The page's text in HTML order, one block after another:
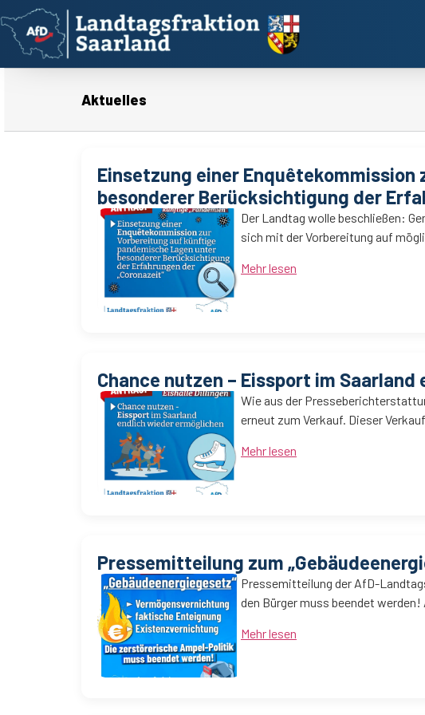
Aktuelles
Einsetzung einer
besonderer Berücksichtigung der
Der Landtag wolle beschließen:
sich mit der Vorbereitung auf
Mehr lesen
Chance nutzen – Eissport im
Wie aus der
erneut zum Verkauf. Dieser
Mehr lesen
Pressemitteilung zum
Pressemitteilung der AfD-
den Bürger muss beendet
Mehr lesen